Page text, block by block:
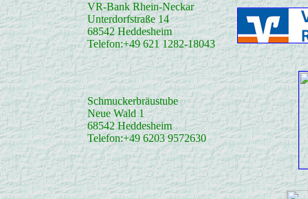
VR-Bank Rhein-Neckar
Unterdorfstraße 14
68542 Heddesheim
Telefon:+49 621 1282-18043
Schmuckerbräustube
Neue Wald 1
68542 Heddesheim
Telefon:+49 6203 9572630